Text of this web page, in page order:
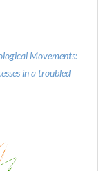
Movements:
in a troubled